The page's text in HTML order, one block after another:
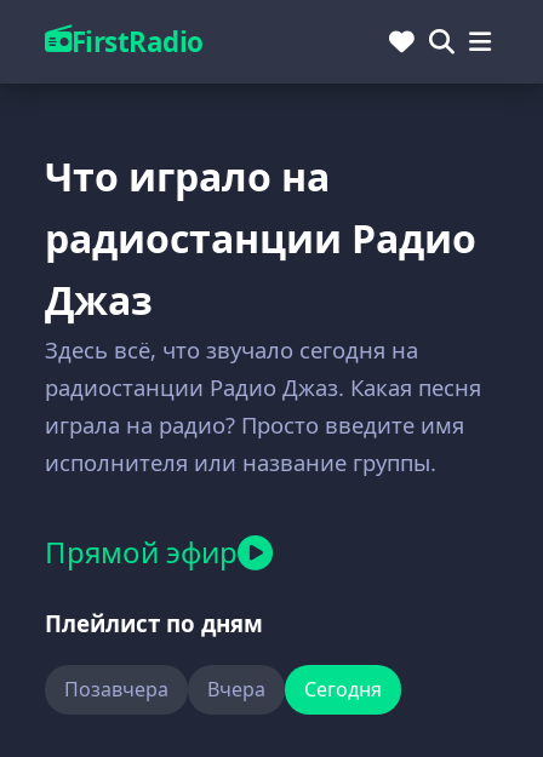
FirstRadio
Что играло на
радиостанции Радио
Джаз
Здесь всё, что звучало сегодня на
радиостанции Радио Джаз. Какая песня
играла на радио? Просто введите имя
исполнителя или название группы.
Прямой эфир
Плейлист по дням
Позавчера Вчера Сегодня